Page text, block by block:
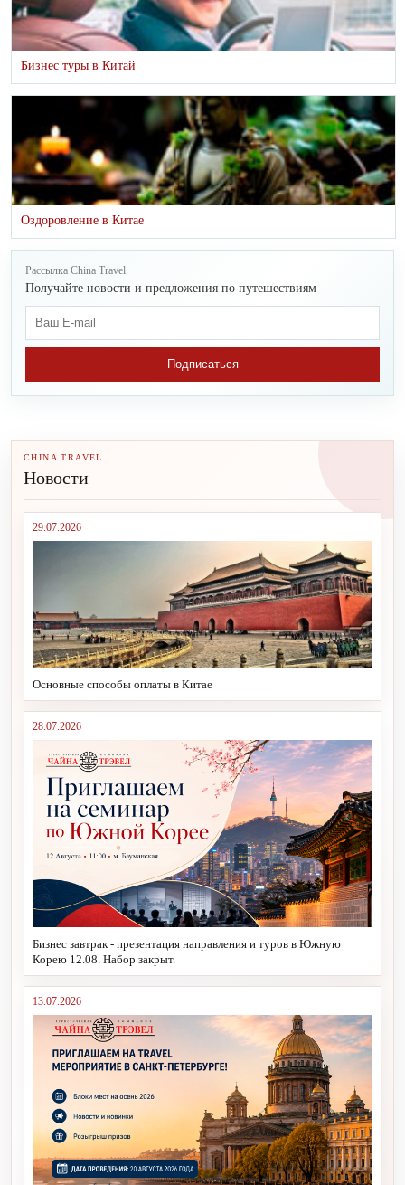
Бизнес туры в Китай
Оздоровление в Китае
Рассылка China Travel
Получайте новости и предложения по путешествиям
Подписаться
CHINA TRAVEL
Новости
29.07.2026
Основные способы оплаты в Китае
28.07.2026
Бизнес завтрак - презентация направления и туров в Южную
Корею 12.08. Набор закрыт.
13.07.2026